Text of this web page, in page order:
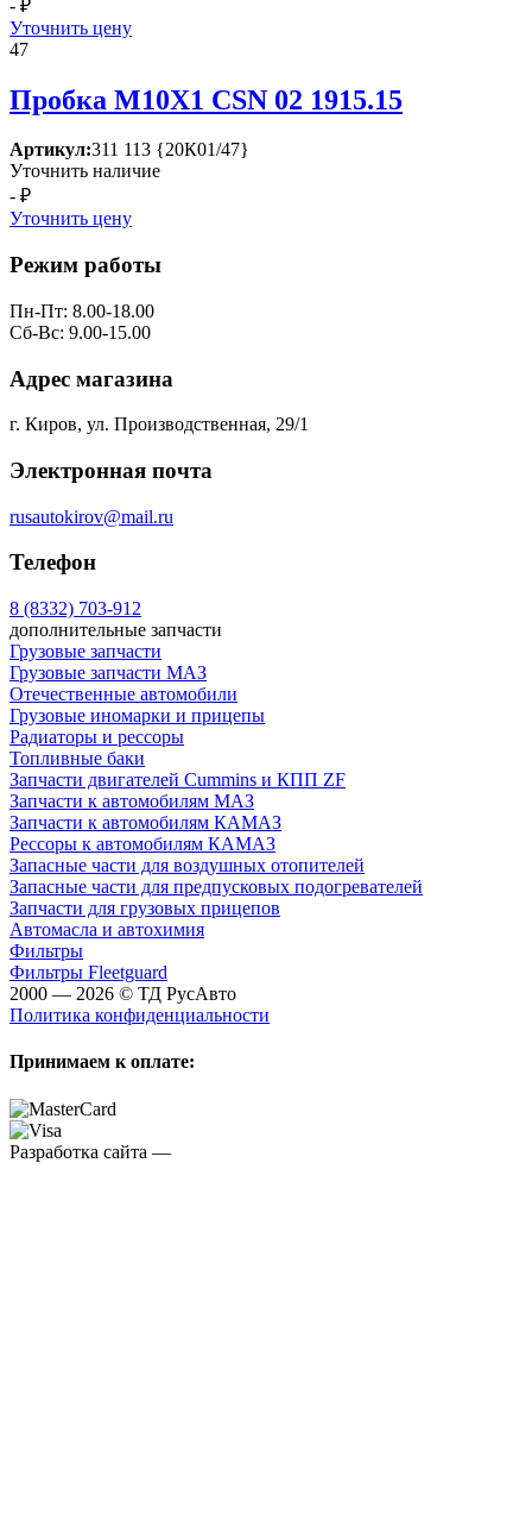
- ₽
Уточнить цену
47
Пробка М10Х1 СSN 02 1915.15
Артикул:311 113 {20К01/47}
Уточнить наличие
- ₽
Уточнить цену
Режим работы
Пн-Пт: 8.00-18.00
Сб-Вс: 9.00-15.00
Адрес магазина
г. Киров, ул. Производственная, 29/1
Электронная почта
rusautokirov@mail.ru
Телефон
8 (8332) 703-912
дополнительные запчасти
Грузовые запчасти
Грузовые запчасти МАЗ
Отечественные автомобили
Грузовые иномарки и прицепы
Радиаторы и рессоры
Топливные баки
Запчасти двигателей Cummins и КПП ZF
Запчасти к автомобилям МАЗ
Запчасти к автомобилям КАМАЗ
Рессоры к автомобилям КАМАЗ
Запасные части для воздушных отопителей
Запасные части для предпусковых подогревателей
Запчасти для грузовых прицепов
Автомасла и автохимия
Фильтры
Фильтры Fleetguard
2000 — 2026 © ТД РусАвто
Политика конфиденциальности
Принимаем к оплате:
Разработка сайта —